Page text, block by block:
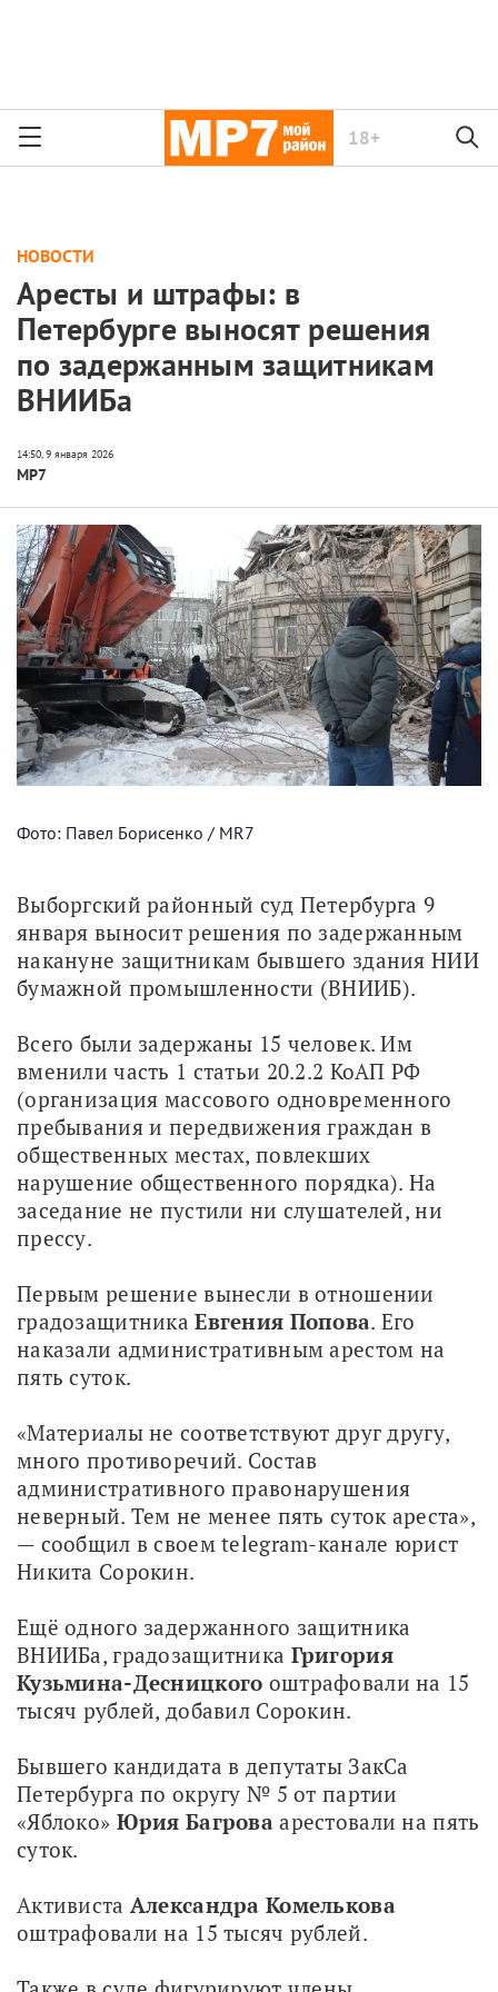
18+
НОВОСТИ
Аресты и штрафы: в
Петербурге выносят решения
по задержанным защитникам
ВНИИБа
МР7
Фото: Павел Борисенко / MR7
Выборгский районный суд Петербурга 9
января выносит решения по задержанным
накануне защитникам бывшего здания НИИ
бумажной промышленности (ВНИИБ).
Всего были задержаны 15 человек. Им
вменили часть 1 статьи 20.2.2 КоАП РФ
(организация массового одновременного
пребывания и передвижения граждан в
общественных местах, повлекших
нарушение общественного порядка). На
заседание не пустили ни слушателей, ни
прессу.
Первым решение вынесли в отношении
градозащитника Евгения Попова. Его
наказали административным арестом на
пять суток.
«Материалы не соответствуют друг другу,
много противоречий. Состав
административного правонарушения
неверный. Тем не менее пять суток ареста»,
— сообщил в своем telegram-канале юрист
Никита Сорокин.
Ещё одного задержанного защитника
ВНИИБа, градозащитника Григория
Кузьмина-Десницкого оштрафовали на 15
тысяч рублей, добавил Сорокин.
Бывшего кандидата в депутаты ЗакСа
Петербурга по округу № 5 от партии
«Яблоко» Юрия Багрова арестовали на пять
суток.
Активиста Александра Комелькова
оштрафовали на 15 тысяч рублей.